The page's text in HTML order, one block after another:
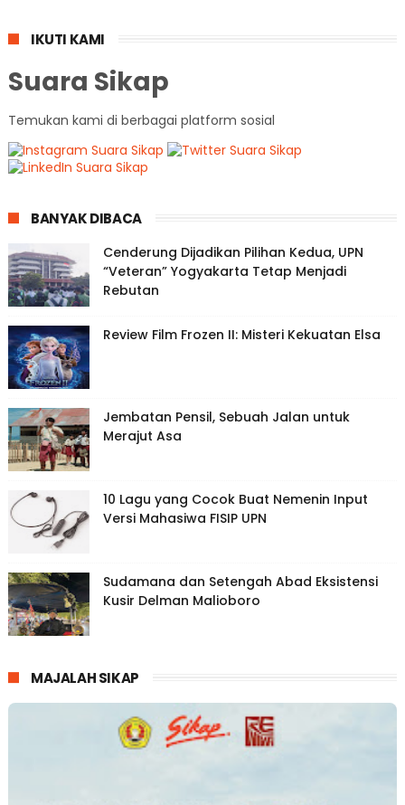
IKUTI KAMI
Suara Sikap
Temukan kami di berbagai platform sosial
BANYAK DIBACA
Cenderung Dijadikan Pilihan Kedua, UPN
“Veteran” Yogyakarta Tetap Menjadi
Rebutan
Review Film Frozen II: Misteri Kekuatan Elsa
Jembatan Pensil, Sebuah Jalan untuk
Merajut Asa
10 Lagu yang Cocok Buat Nemenin Input
Versi Mahasiwa FISIP UPN
Sudamana dan Setengah Abad Eksistensi
Kusir Delman Malioboro
MAJALAH SIKAP